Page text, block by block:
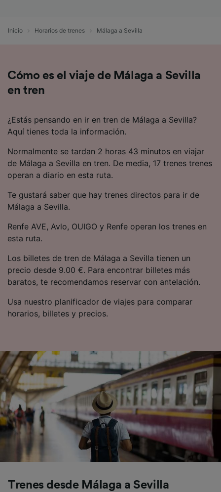
Inicio Horarios de trenes Málaga a Sevilla
Cómo es el viaje de Málaga a Sevilla
en tren
¿Estás pensando en ir en tren de Málaga a Sevilla?
Aquí tienes toda la información.
Normalmente se tardan 2 horas 43 minutos en viajar
de Málaga a Sevilla en tren. De media, 17 trenes trenes
operan a diario en esta ruta.
Te gustará saber que hay trenes directos para ir de
Málaga a Sevilla.
Renfe AVE, Avlo, OUIGO y Renfe operan los trenes en
esta ruta.
Los billetes de tren de Málaga a Sevilla tienen un
precio desde 9.00 €. Para encontrar billetes más
baratos, te recomendamos reservar con antelación.
Usa nuestro planificador de viajes para comparar
horarios, billetes y precios.
Trenes desde Málaga a Sevilla
identificación. Almacenar la información en un
dispositivo y/o acceder a ella. Publicidad y
Lista de asociados (proveedores)